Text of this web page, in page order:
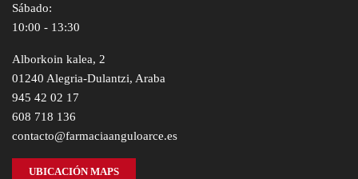
Sábado:
10:00 - 13:30
Alborkoin kalea, 2
01240 Alegria-Dulantzi, Araba
945 42 02 17
608 718 136
contacto@farmaciaanguloarce.es
UBICACIÓN MAPS